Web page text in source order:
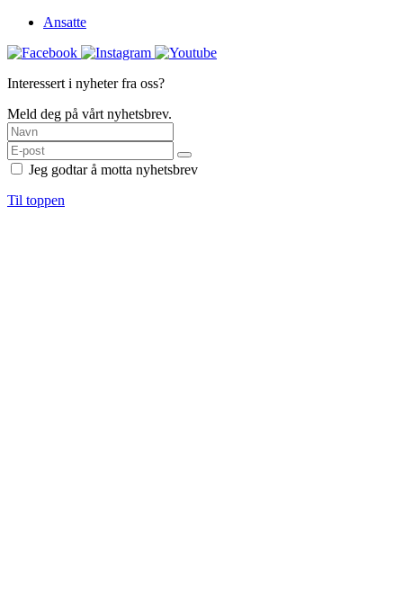
Ansatte
Interessert i nyheter fra oss?
Meld deg på vårt nyhetsbrev.
Jeg godtar å motta nyhetsbrev
Til toppen